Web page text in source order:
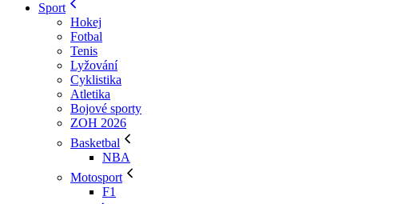
Sport
Hokej
Fotbal
Tenis
Lyžování
Cyklistika
Atletika
Bojové sporty
ZOH 2026
Basketbal
NBA
Motosport
F1